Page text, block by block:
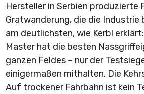
Hersteller in Serbien produzierte
Gratwanderung, die die Industrie
am deutlichsten, wie Kerbl
Master hat die besten
ganzen Feldes – nur der
einigermaßen mithalten. Die
Auf trockener Fahrbahn ist kein